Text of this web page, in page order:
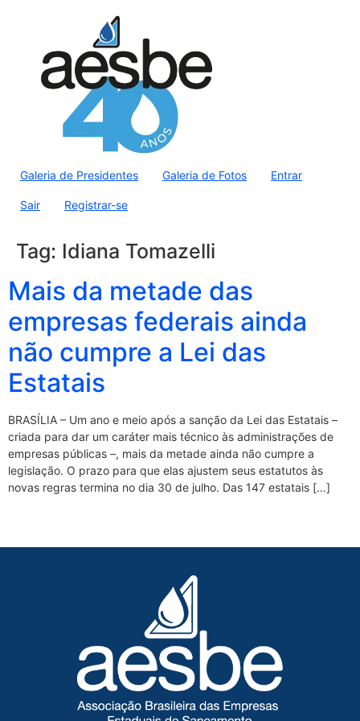
Galeria de Presidentes Galeria de Fotos Entrar
Sair Registrar-se
Tag: Idiana Tomazelli
Mais da metade das
empresas federais ainda
não cumpre a Lei das
Estatais
BRASÍLIA – Um ano e meio após a sanção da Lei das Estatais –
criada para dar um caráter mais técnico às administrações de
empresas públicas –, mais da metade ainda não cumpre a
legislação. O prazo para que elas ajustem seus estatutos às
novas regras termina no dia 30 de julho. Das 147 estatais […]